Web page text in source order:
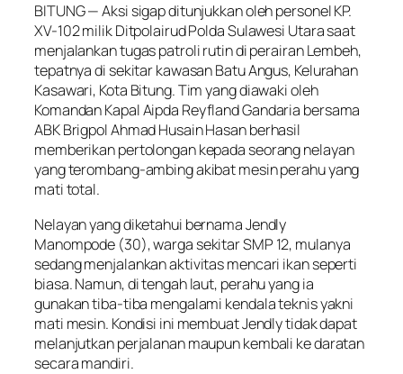
BITUNG — Aksi sigap ditunjukkan oleh personel KP.
XV-102 milik Ditpolairud Polda Sulawesi Utara saat
menjalankan tugas patroli rutin di perairan Lembeh,
tepatnya di sekitar kawasan Batu Angus, Kelurahan
Kasawari, Kota Bitung. Tim yang diawaki oleh
Komandan Kapal Aipda Reyfland Gandaria bersama
ABK Brigpol Ahmad Husain Hasan berhasil
memberikan pertolongan kepada seorang nelayan
yang terombang-ambing akibat mesin perahu yang
mati total.
Nelayan yang diketahui bernama Jendly
Manompode (30), warga sekitar SMP 12, mulanya
sedang menjalankan aktivitas mencari ikan seperti
biasa. Namun, di tengah laut, perahu yang ia
gunakan tiba-tiba mengalami kendala teknis yakni
mati mesin. Kondisi ini membuat Jendly tidak dapat
melanjutkan perjalanan maupun kembali ke daratan
secara mandiri.